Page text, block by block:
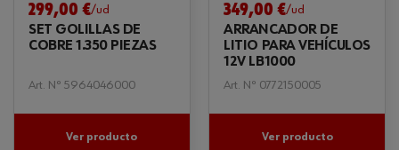
299,00 €/ud
SET GOLILLAS DE
COBRE 1.350 PIEZAS
Art. Nº 5964046000
Ver producto
349,00 €/ud
ARRANCADOR DE
LITIO PARA VEHÍCULOS
12V LB1000
Art. Nº 0772150005
Ver producto